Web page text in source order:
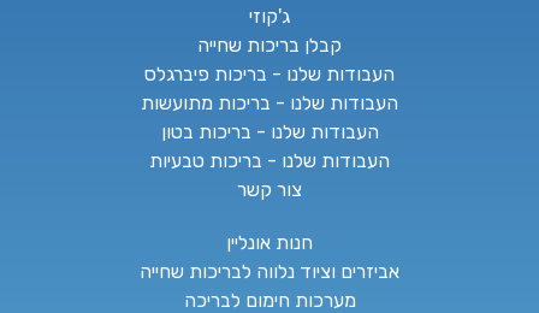
ג'קוזי
קבלן בריכות שחייה
העבודות שלנו - בריכות פיברגלס
העבודות שלנו - בריכות מתועשות
העבודות שלנו - בריכות בטון
העבודות שלנו - בריכות טבעיות
צור קשר
חנות אונליין
אביזרים וציוד נלווה לבריכות שחייה
מערכות חימום לבריכה